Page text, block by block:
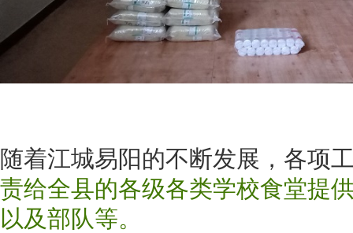
随着江城易阳的不断发展，各项
责给全县的各级各类学校食堂提
以及部队等。